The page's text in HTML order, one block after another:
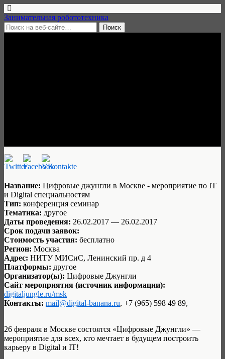
Занимательная робототехника
Название: Цифровые джунгли в Москве - мероприятие по IT
и Digital специальностям
Тип: конференция семинар
Тематика: другое
Даты проведения: 26.02.2017 — 26.02.2017
Срок подачи заявок:
Стоимость участия: бесплатно
Регион: Москва
Адрес: НИТУ МИСиС, Ленинский пр. д 4
Платформы: другое
Организатор(ы): Цифровые Джунгли
Сайт мероприятия (источник информации):
digitaljungle.ru/msk
Контакты: mail@digital-banana.ru, +7 (965) 598 49 89,
26 февраля в Москве состоятся «Цифровые Джунгли» —
мероприятие для всех, кто мечтает в будущем построить
карьеру в Digital и IT!